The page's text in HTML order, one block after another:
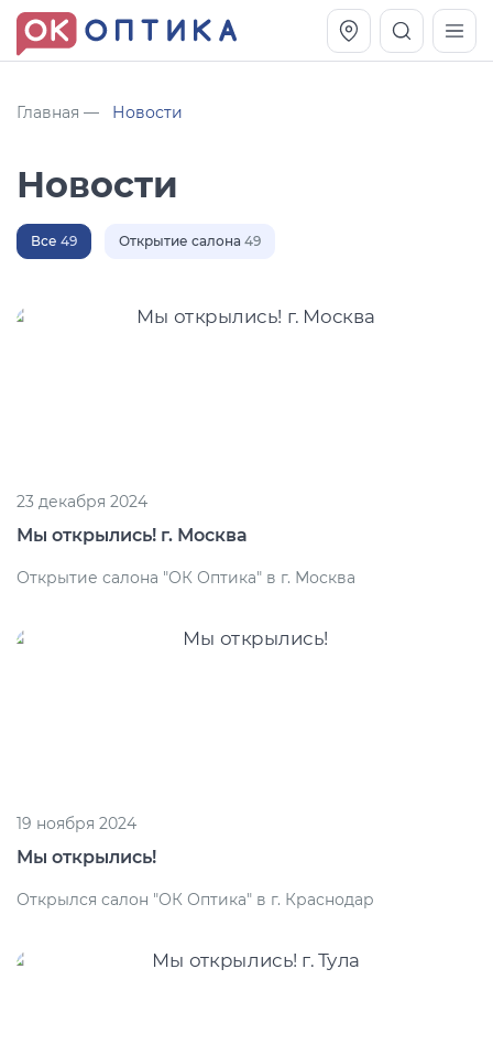
Главная Новости
Новости
Все 49 Открытие салона 49
23 декабря 2024
Мы открылись! г. Москва
Открытие салона "ОК Оптика" в г. Москва
19 ноября 2024
Мы открылись!
Открылся салон "ОК Оптика" в г. Краснодар